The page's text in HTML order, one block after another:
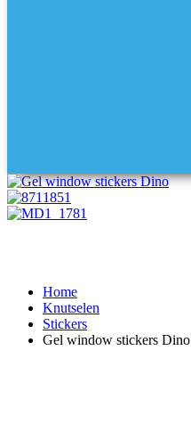
Home
Knutselen
Stickers
Gel window stickers Dino